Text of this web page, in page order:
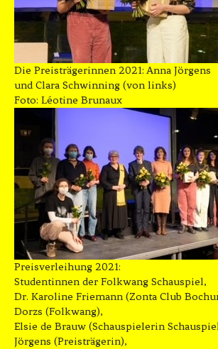
Die Preisträgerinnen 2021: Anna Jörgens
und Clara Schwinning (von links)
Foto: Léotine Brunaux
Preisverleihung 2021:
Studentinnen der Folkwang Schauspiel,
Dr. Karoline Friemann (Zonta Club
Dorzs (Folkwang),
Elsie de Brauw (Schauspielerin
Jörgens (Preisträgerin),